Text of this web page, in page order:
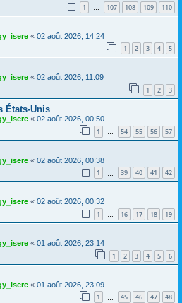
1 … 107 108 109 110
« 02 août 2026, 14:24
1 2 3 4 5
« 02 août 2026, 11:09
1 2 3
États-Unis
« 02 août 2026, 00:50
1 … 54 55 56 57
« 02 août 2026, 00:38
1 39 40 41 42
« 02 août 2026, 00:32
1 … 16 17 18 19
« 01 août 2026, 23:14
1 2 3 4 5 6
« 01 août 2026, 23:09
1 45 46 47 48